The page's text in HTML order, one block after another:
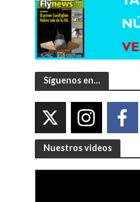
Síguenos en…
Nuestros videos